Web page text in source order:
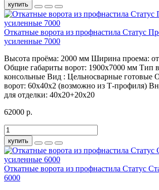
купить
Откатные ворота из профнастила Статус
усиленные 7000
Высота проёма: 2000 мм Ширина проема:
Общие габариты ворот: 1900х7000 мм Тип
консольные Вид : Цельносварные готовые
ворот: 60х40х2 (возможно из Т-профиля)
для отделки: 40х20+20х20
62000 р.
купить
Откатные ворота из профнастила Статус
6000